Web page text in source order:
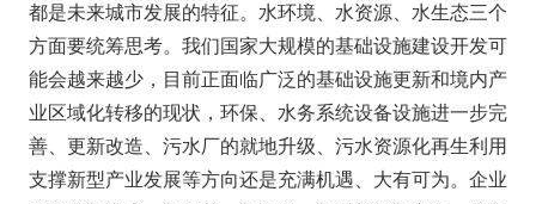
都是未来城市发展的特征。水环境、水资源、水生态三个
方面要统筹思考。我们国家大规模的基础设施建设开发可
能会越来越少，目前正面临广泛的基础设施更新和境内产
业区域化转移的现状，环保、水务系统设备设施进一步完
善、更新改造、污水厂的就地升级、污水资源化再生利用
支撑新型产业发展等方向还是充满机遇、大有可为。企业